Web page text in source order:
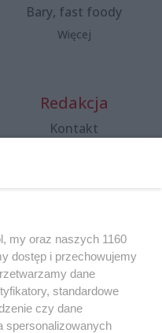
Bary, fast foody
Więcej
Redakcja
Kontakt
koncert z okazji
20. urodzin portalu
wSzczecinie.pl
Regulamin konkursów
śniadaniówka "Hej
my oraz naszych 1160
dostęp i przechowujemy
dane
standardowe
czy dane
spersonalizowanych